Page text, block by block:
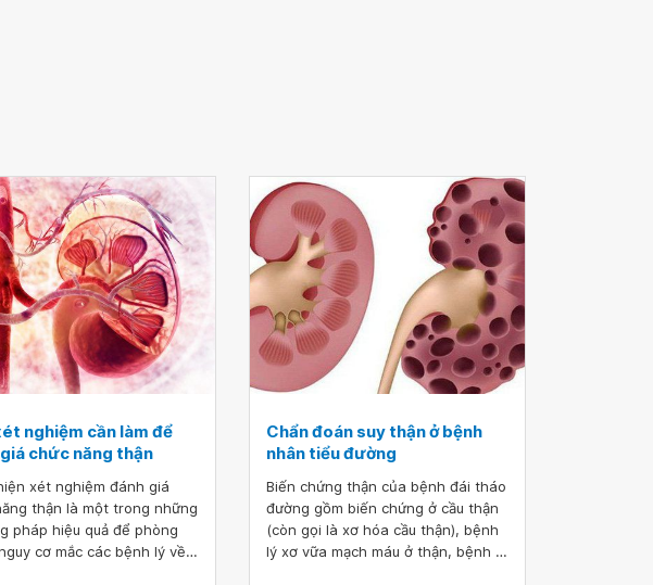
nghiệm cần làm để
chức năng thận
xét nghiệm đánh giá
thận là một trong những
pháp hiệu quả để phòng
cơ mắc các bệnh lý về
Chẩn đoán suy thận ở bệnh
nhân tiểu đường
Biến chứng thận của bệnh đái tháo
đường gồm biến chứng ở cầu thận
(còn gọi là xơ hóa cầu thận), bệnh
lý xơ vữa mạch máu ở thận, bệnh lý